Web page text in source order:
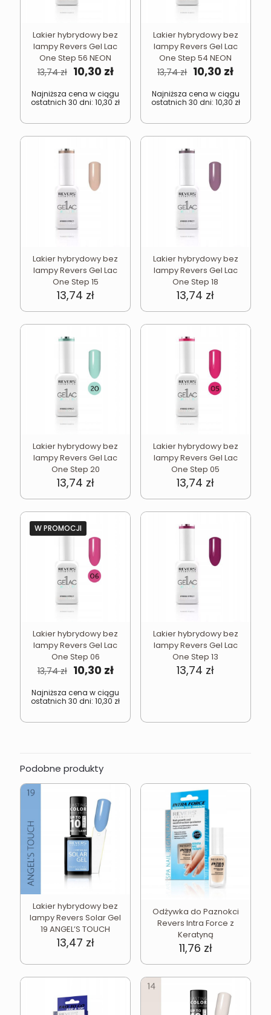
Lakier hybrydowy bez
lampy Revers Gel Lac
One Step 56 NEON
13,74zł Pierwotna
wynosiła:
13,74 zł.
10,30 złAktualna
wynosi:
10,30 zł.
Najniższa cena w ciągu
ostatnich 30 dni:10,30 zł
Lakier hybrydowy bez
lampy Revers Gel Lac
One Step 54 NEON
13,74zł Pierwotna
wynosiła:
13,74 zł.
10,30 zł
10,30
Najniższa cena w ciągu
ostatnich 30 dni: 10,30 zł
Lakier hybrydowy bez
lampy Revers Gel Lac
One Step 15
13,74 zł
Lakier hybrydowy bez
lampy Revers Gel Lac
One Step 18
13,74 zł
Lakier hybrydowy bez
lampy Revers Gel Lac
One Step 20
13,74 zł
Lakier hybrydowy bez
lampy Revers Gel Lac
One Step 05
13,74 zł
W PROMOCJI
Lakier hybrydowy bez
lampy Revers Gel Lac
One Step 06
13,74zł Pierwotna
wynosiła:
13,74 zł.
10,30 złAktualna
wynosi:
10,30 zł.
Najniższa cena w ciągu
ostatnich 30 dni:10,30 zł
Lakier hybrydowy bez
lampy Revers Gel Lac
One Step 13
13,74 zł
Podobne produkty
Lakier hybrydowy bez
lampy Revers Solar Gel
19 ANGEL’S TOUCH
13,47 zł
Odżywka do Paznokci
Revers Intra Force z
Keratyną
11,76 zł